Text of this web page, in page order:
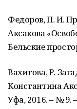
Федоров, П. И.
Аксакова
Бельские
Вахитова, Р.
Константина
Уфа, 2016. – № 9.